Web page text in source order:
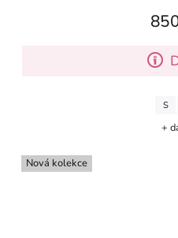
S
+
Nová kolekce